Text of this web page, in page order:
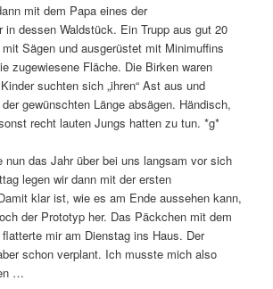
mit dem Papa eines der
in dessen Waldstück. Ein Trupp aus gut 20
Sägen und ausgerüstet mit Minimuffins
zugewiesene Fläche. Die Birken waren
suchten sich „ihren“ Ast aus und
gewünschten Länge absägen. Händisch,
recht lauten Jungs hatten zu tun. *g*
nun das Jahr über bei uns langsam vor sich
legen wir dann mit der ersten
klar ist, wie es am Ende aussehen kann,
der Prototyp her. Das Päckchen mit dem
mir am Dienstag ins Haus. Der
schon verplant. Ich musste mich also
…